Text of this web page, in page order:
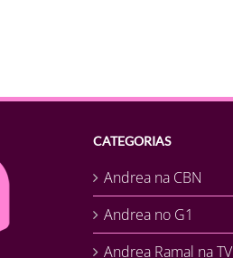
CATEGORIAS
Andrea na CBN
Andrea no G1
Andrea Ramal na TV